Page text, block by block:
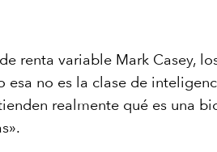
renta variable Mark Casey,
esa no es la clase de
realmente qué es una